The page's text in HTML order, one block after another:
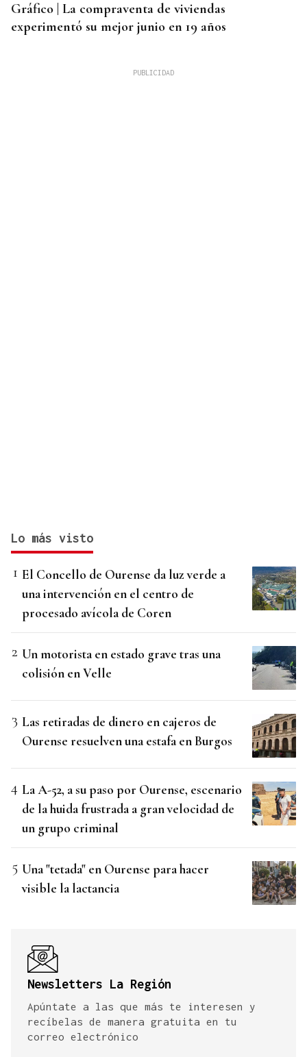
Gráfico | La compraventa de viviendas
experimentó su mejor junio en 19 años
Lo más visto
El Concello de Ourense da luz verde a
una intervención en el centro de
procesado avícola de Coren
Un motorista en estado grave tras una
colisión en Velle
Las retiradas de dinero en cajeros de
Ourense resuelven una estafa en Burgos
La A-52, a su paso por Ourense, escenario
de la huida frustrada a gran velocidad de
un grupo criminal
Una "tetada" en Ourense para hacer
visible la lactancia
Newsletters La Región
Apúntate a las que más te interesen y
recíbelas de manera gratuita en tu
correo electrónico